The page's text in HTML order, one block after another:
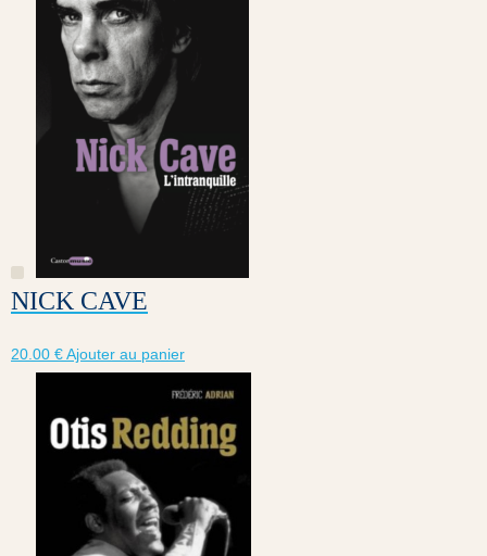
NICK CAVE
20.00 €Ajouter au panier